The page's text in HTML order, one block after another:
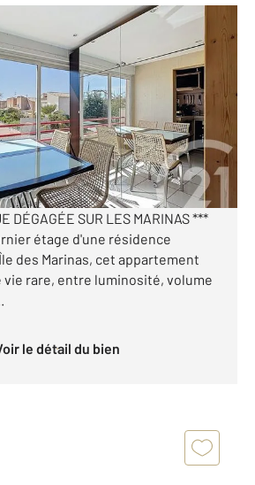
à vendre
€
APPARTEMENT AVEC
DÉGAGÉE SUR LES MARINAS ***
étage d'une résidence
des Marinas, cet appartement
vie rare, entre luminosité, volume
Voir le détail du bien